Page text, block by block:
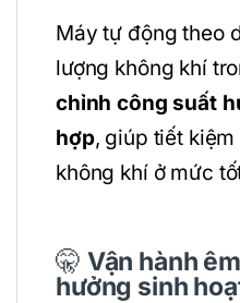
Máy tự động theo
lượng không khí
chỉnh công suất
hợp, giúp tiết
không khí ở mức
🤫 Vận hành
hưởng sinh